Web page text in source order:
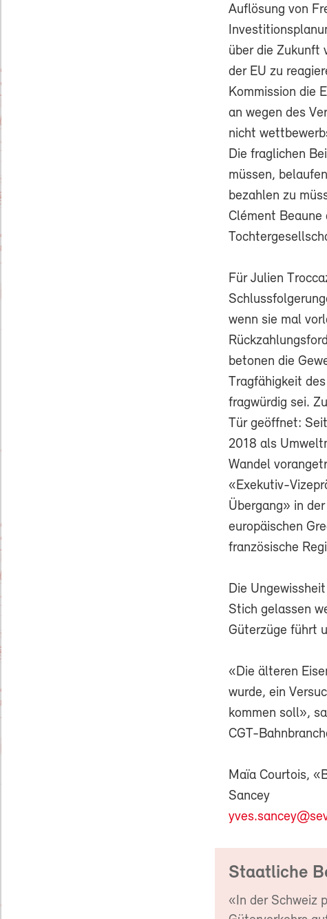
Auflösung von
über die Zukunft
der EU zu
Kommission die
an wegen des
nicht
Die fraglichen
müssen,
bezahlen zu
Clément
Für Julien
wenn sie mal
betonen die
Tragfähigkeit
fragwürdig sei.
Tür geöffnet:
2018 als
Wandel
«Exekutiv-
Übergang» in
europäischen
französische
Die
Stich gelassen
Güterzüge führt
«Die älteren
wurde, ein
kommen soll»,
CGT-
Maïa Courtois,
Sancey
Staatliche
«In der Schweiz